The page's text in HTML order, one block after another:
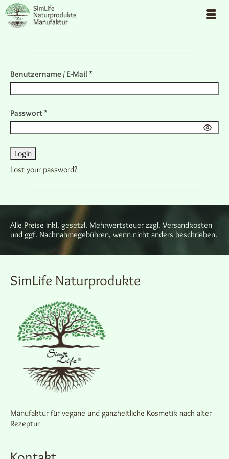
Benutzername / E-Mail *
Passwort *
Login
Lost your password?
Alle Preise inkl. gesetzl. Mehrwertsteuer zzgl. Versandkosten
und ggf. Nachnahmegebühren, wenn nicht anders beschrieben.
SimLife Naturprodukte
Manufaktur für vegane und ganzheitliche Kosmetik nach alter
Rezeptur